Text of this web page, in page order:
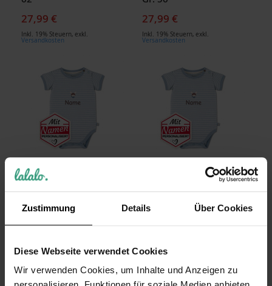
Zustimmung Details Über Cookies
Diese Webseite verwendet Cookies
Wir verwenden Cookies, um Inhalte und Anzeigen zu
27,99 €
Inkl. 19% Steuern, exkl.
Versandkosten
27,99 €
Inkl. 19% Steuern, exkl.
Versandkosten
Sterntaler GOTS Baby
Body Esel Emmi hellblau,
Gr. 68
27,99 €
Sterntaler GOTS Baby
Body Esel Emmi hellblau,
Gr. 56
27,99 €